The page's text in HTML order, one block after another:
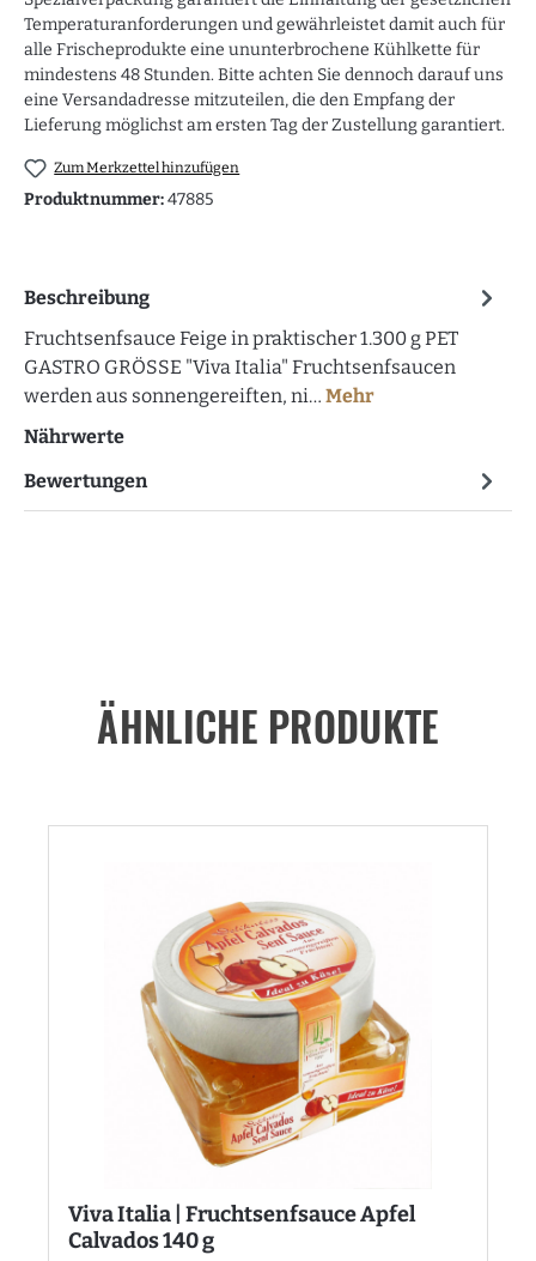
Temperaturanforderungen und gewährleistet damit auch für
alle Frischeprodukte eine ununterbrochene Kühlkette für
mindestens 48 Stunden. Bitte achten Sie dennoch darauf uns
eine Versandadresse mitzuteilen, die den Empfang der
Lieferung möglichst am ersten Tag der Zustellung garantiert.
Zum Merkzettel hinzufügen
Produktnummer:47885
Beschreibung
Fruchtsenfsauce Feige in praktischer 1.300 g PET
GASTRO GRÖSSE "Viva Italia" Fruchtsenfsaucen
werden aus sonnengereiften, ni… Mehr
Nährwerte
Bewertungen
ÄHNLICHE PRODUKTE
Viva Italia | Fruchtsenfsauce Apfel
Calvados 140 g